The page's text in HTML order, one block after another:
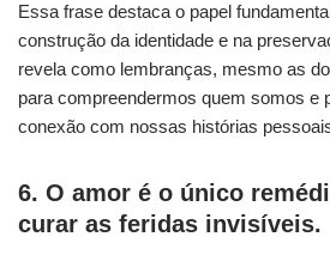
Essa frase destaca o papel
construção da identidade e na
revela como lembranças, mesmo as
para compreendermos quem somos e
conexão com nossas histórias
6. O amor é o único
curar as feridas invisíveis.